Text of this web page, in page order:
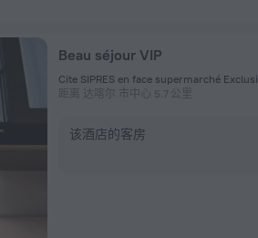
Beau séjour VIP
Cite SIPRES en face supermarché
距离 达喀尔 市中心 5.7 公里
该酒店的客房